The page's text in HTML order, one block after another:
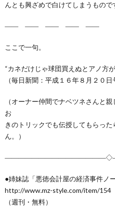
んとも興ざめで白けてしまうもので
―― ―― ―― ―― ――
ここで一句。
“カネだけじゃ球団買えぬとアノ方
（毎日新聞：平成１６年８月２０日
（オーナー仲間でナベツネさんと
お
きのトリックでも伝授してもらっ
ん。）
●姉妹誌「悪徳会計屋の経済事件ノー
http://www.mz-style.com/item/154
（週刊・無料）